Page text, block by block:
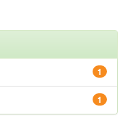
1
1